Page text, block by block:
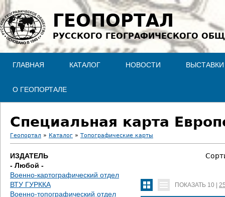
Jump to navigation
ГЕОПОРТАЛ
РУССКОГО ГЕОГРАФИЧЕСКОГО
ГЛАВНАЯ КАТАЛОГ НОВОСТИ ВЫСТАВКИ
О ГЕОПОРТАЛЕ
Специальная карта
В
ы
з
Геопортал » Каталог » Топографические карты
ИЗДАТЕЛЬ
- Любой -
Военно-картографический отдел
ВТУ ГУРККА
Военно-топографический отдел
ПОКАЗАТЬ 10